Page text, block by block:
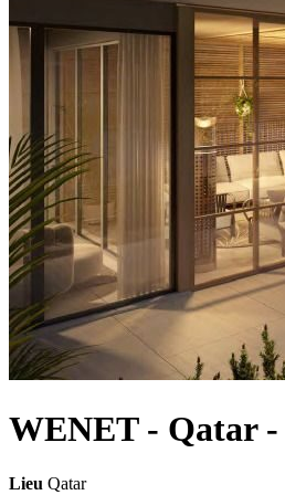
WENET - Qatar
Lieu Qatar